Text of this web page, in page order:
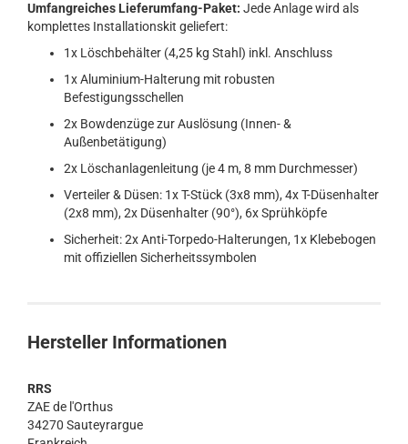
Umfangreiches Lieferumfang-Paket: Jede Anlage wird als
komplettes Installationskit geliefert:
1x Löschbehälter (4,25 kg Stahl) inkl. Anschluss
1x Aluminium-Halterung mit robusten
Befestigungsschellen
2x Bowdenzüge zur Auslösung (Innen- &
Außenbetätigung)
2x Löschanlagenleitung (je 4 m, 8 mm Durchmesser)
Verteiler & Düsen: 1x T-Stück (3x8 mm), 4x T-Düsenhalter
(2x8 mm), 2x Düsenhalter (90°), 6x Sprühköpfe
Sicherheit: 2x Anti-Torpedo-Halterungen, 1x Klebebogen
mit offiziellen Sicherheitssymbolen
Hersteller Informationen
RRS
ZAE de l'Orthus
34270 Sauteyrargue